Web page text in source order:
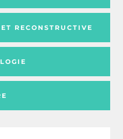
RECONSTRUCTIVE